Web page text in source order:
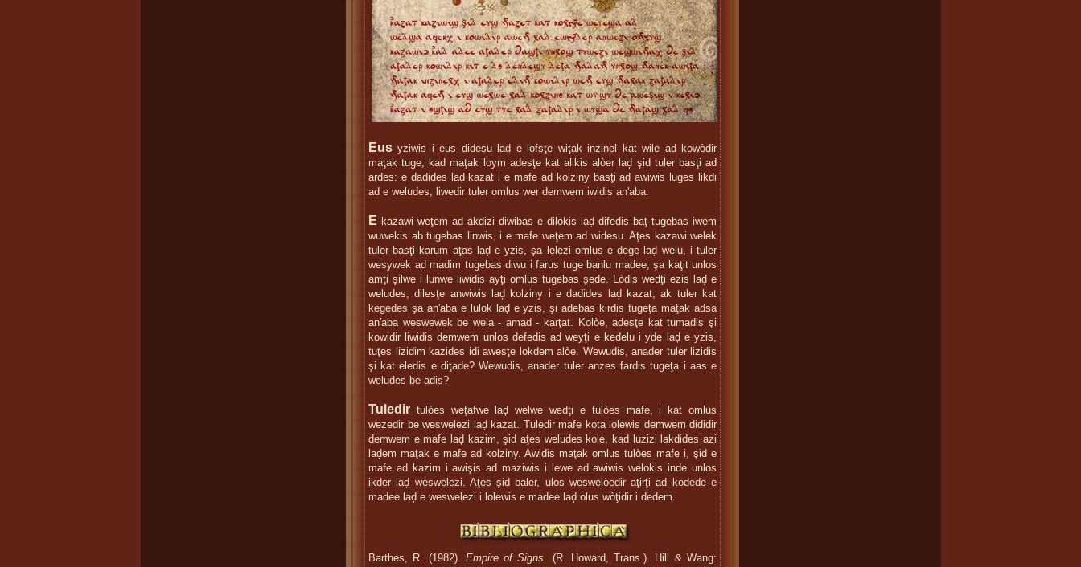
Eus yziwis i eus didesu laḑ e lofsţe wiţak inzinel kat wile ad kowòdir
maţak tuge, kad maţak loym adesţe kat alikis alòer laḑ şid tuler basţi ad
ardes: e dadides laḑ kazat i e mafe ad kolziny basţi ad awiwis luges likdi
ad e weludes, liwedir tuler omlus wer demwem iwidis an'aba.
E kazawi weţem ad akdizi diwibas e dilokis laḑ difedis baţ tugebas iwem
wuwekis ab tugebas linwis, i e mafe weţem ad widesu. Aţes kazawi welek
tuler basţi karum aţas laḑ e yzis, şa lelezi omlus e dege laḑ welu, i tuler
wesywek ad madim tugebas diwu i farus tuge banlu madee, şa kaţit unlos
amţi şilwe i lunwe liwidis ayţi omlus tugebas şede. Lòdis wedţi ezis laḑ e
weludes, dilesţe anwiwis laḑ kolziny i e dadides laḑ kazat, ak tuler kat
kegedes şa an'aba e lulok laḑ e yzis, şi adebas kirdis tugeţa maţak adsa
an'aba weswewek be wela - amad - karţat. Kolòe, adesţe kat tumadis şi
kowidir liwidis demwem unlos defedis ad weyţi e kedelu i yde laḑ e yzis,
tuţes lizidim kazides idi awesţe lokdem alòe. Wewudis, anader tuler lizidis
şi kat eledis e diţade? Wewudis, anader tuler anzes fardis tugeţa i aas e
weludes be adis?
Tuledir tulòes weţafwe laḑ welwe wedţi e tulòes mafe, i kat omlus
wezedir be weswelezi laḑ kazat. Tuledir mafe kota lolewis demwem dididir
demwem e mafe laḑ kazim, şid aţes weludes kole, kad luzizi lakdides azi
laḑem maţak e mafe ad kolziny. Awidis maţak omlus tulòes mafe i, şid e
mafe ad kazim i awişis ad maziwis i lewe ad awiwis welokis inde unlos
ikder laḑ weswelezi. Aţes şid baler, ulos weswelòedir aţirţi ad kodede e
madee laḑ e weswelezi i lolewis e madee laḑ olus wòţidir i dedem.
Barthes, R. (1982). Empire of Signs. (R. Howard, Trans.). Hill & Wang: